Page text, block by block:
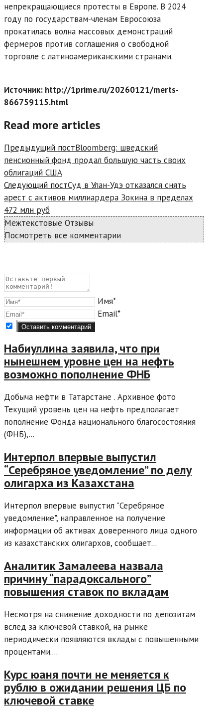
непрекращающиеся протесты в Европе. В 2024
году по государствам-членам Евросоюза
прокатилась волна массовых демонстраций
фермеров против соглашения о свободной
торговле с латиноамериканскими странами.
Источник: http://1prime.ru/20260121/merts-
866759115.html
Read more articles
Предыдущий постBloomberg: шведский
пенсионный фонд продал большую часть своих
облигаций США
Следующий постСуд в Улан-Удэ отказался снять
арест с активов миллиардера Зокина в пределах
472 млн руб
Межтекстовые Отзывы
Посмотреть все комментарии
Имя*
Email*
Набиуллина заявила, что при
нынешнем уровне цен на нефть
возможно пополнение ФНБ
Добыча нефти в Татарстане . Архивное фото
Текущий уровень цен на нефть предполагает
пополнение Фонда национального благосостояния
(ФНБ),...
Интерпол впервые выпустил
“Серебряное уведомление” по делу
олигарха из Казахстана
Интерпол впервые выпустил "Серебряное
уведомление", направленное на получение
информации об активах доверенного лица одного
из казахстанских олигархов, сообщает...
Аналитик Замалеева назвала
причину “парадоксального”
повышения ставок по вкладам
Несмотря на снижение доходности по депозитам
вслед за ключевой ставкой, на рынке
периодически появляются вклады с повышенными
процентами....
Курс юаня почти не меняется к
рублю в ожидании решения ЦБ по
ключевой ставке